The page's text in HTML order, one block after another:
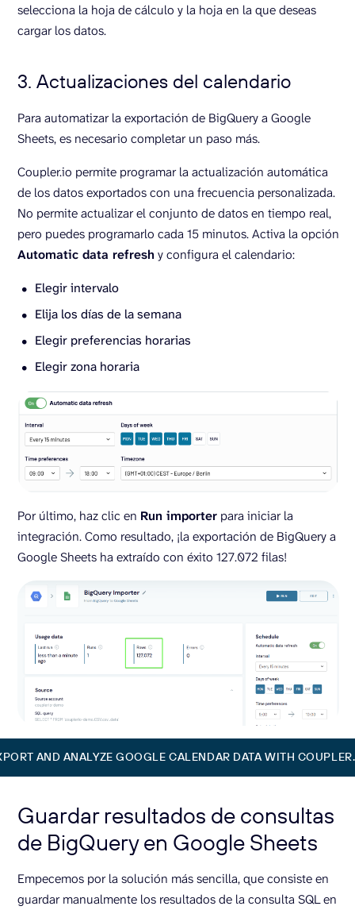
selecciona la hoja de cálculo y la hoja en la que deseas
cargar los datos.
3. Actualizaciones del calendario
Para automatizar la exportación de BigQuery a Google
Sheets, es necesario completar un paso más.
Coupler.io permite programar la actualización automática
de los datos exportados con una frecuencia personalizada.
No permite actualizar el conjunto de datos en tiempo real,
pero puedes programarlo cada 15 minutos. Activa la opción
Automatic data refresh y configura el calendario:
Elegir intervalo
Elija los días de la semana
Elegir preferencias horarias
Elegir zona horaria
Por último, haz clic en Run importer para iniciar la
integración. Como resultado, ¡la exportación de BigQuery a
Google Sheets ha extraído con éxito 127.072 filas!
AND ANALYZE GOOGLE CALENDAR DATA WITH
Guardar resultados de consultas
de BigQuery en Google Sheets
Empecemos por la solución más sencilla, que consiste en
guardar manualmente los resultados de la consulta SQL en